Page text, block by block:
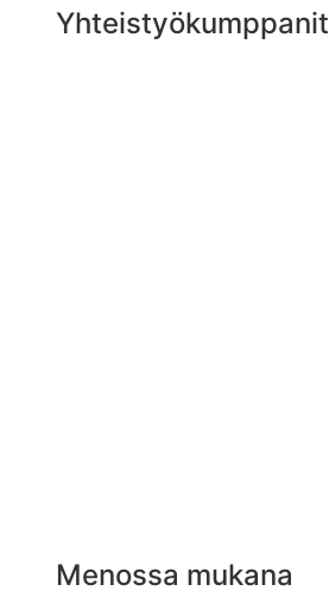
Yhteistyökumppanit
Menossa mukana